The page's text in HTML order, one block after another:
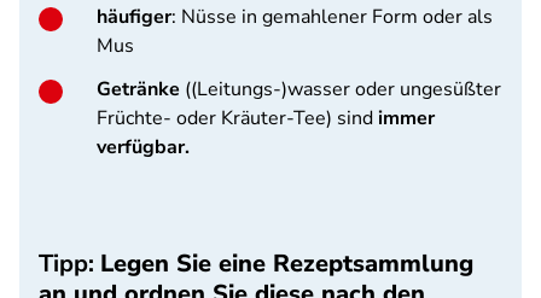
häufiger: Nüsse in gemahlener Form oder als
Mus
Getränke ((Leitungs-)wasser oder ungesüßter
Früchte- oder Kräuter-Tee) sindimmer
verfügbar.
Tipp: Legen Sie eine Rezeptsammlung